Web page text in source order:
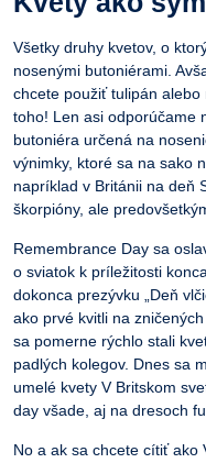
Všetky druhy kvetov, o
nosenými butoniérami.
chcete použiť tulipán
toho! Len asi odporúčame
butoniéra určená na
výnimky, ktoré sa na sako
napríklad v Británii na deň
škorpióny, ale
Remembrance Day sa
o sviatok k príležitosti
dokonca prezývku „Deň
ako prvé kvitli na
sa pomerne rýchlo stali
padlých kolegov. Dnes sa
umelé kvety V Britskom
day všade, aj na dresoch
No a ak sa chcete cítiť ako